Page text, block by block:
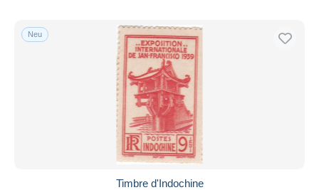
Neu
Timbre d'Indochine